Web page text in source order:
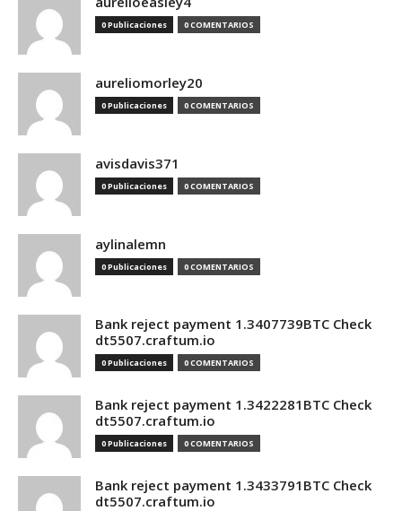
0 Publicaciones 0 COMENTARIOS
aureliomorley20
0 Publicaciones 0 COMENTARIOS
avisdavis371
0 Publicaciones 0 COMENTARIOS
aylinalemn
0 Publicaciones 0 COMENTARIOS
Bank reject payment 1.3407739BTC Check
dt5507.craftum.io
0 Publicaciones 0 COMENTARIOS
Bank reject payment 1.3422281BTC Check
dt5507.craftum.io
0 Publicaciones 0 COMENTARIOS
Bank reject payment 1.3433791BTC Check
dt5507.craftum.io